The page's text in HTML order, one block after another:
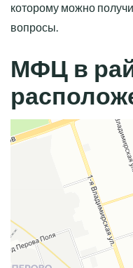
которому можно
вопросы.
МФЦ в